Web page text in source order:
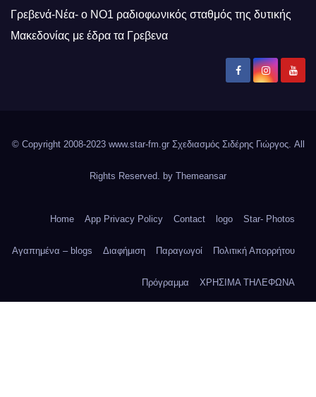
Γρεβενά-Νέα- ο ΝΟ1 ραδιοφωνικός σταθμός της δυτικής
Μακεδονίας με έδρα τα Γρεβενα
© Copyright 2008-2023 www.star-fm.gr Σχεδιασμός Σιδέρης Γιώργος. All
Rights Reserved. by Themeansar
Home App Privacy Policy Contact logo Star- Photos
Αγαπημένα – blogs Διαφήμιση Παραγωγοί Πολιτική Απορρήτου
Πρόγραμμα ΧΡΗΣΙΜΑ ΤΗΛΕΦΩΝΑ